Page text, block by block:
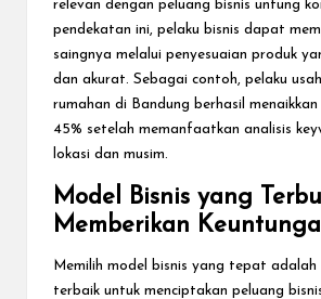
relevan dengan peluang bisnis untung
pendekatan ini, pelaku bisnis dapat
saingnya melalui penyesuaian produk
dan akurat. Sebagai contoh, pelaku
rumahan di Bandung berhasil
45% setelah memanfaatkan analisis
lokasi dan musim.
Model Bisnis yang
Memberikan
Memilih model bisnis yang tepat
terbaik untuk menciptakan peluang